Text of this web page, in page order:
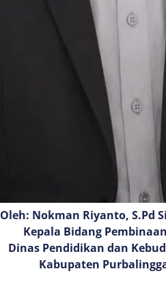
Oleh: Nokman Riyanto, S.Pd
Kepala Bidang
Dinas Pendidikan dan
Kabupaten